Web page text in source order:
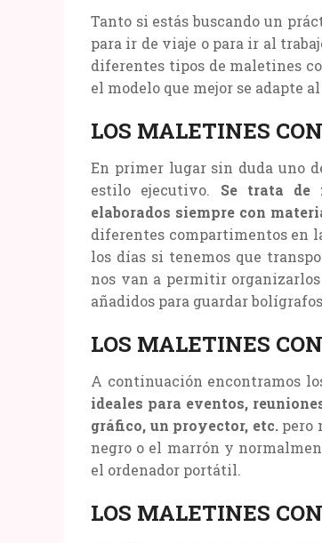
Tanto si estás buscando un
para ir de viaje o para ir al
diferentes tipos de maletines
el modelo que mejor se adapte
LOS MALETINES
En primer lugar sin duda uno
estilo ejecutivo. Se trata de
elaborados siempre con
diferentes compartimentos en
los días si tenemos que
nos van a permitir
añadidos para guardar
LOS MALETINES
A continuación encontramos
ideales para eventos,
gráfico, un proyector, etc.pero
negro o el marrón y
el ordenador portátil.
LOS MALETINES